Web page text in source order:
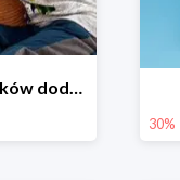
Dzień Miłośnika Pluszaków dodatkowy rabat -10%
30%